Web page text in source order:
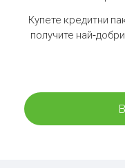
Купете кредитни
получите най-